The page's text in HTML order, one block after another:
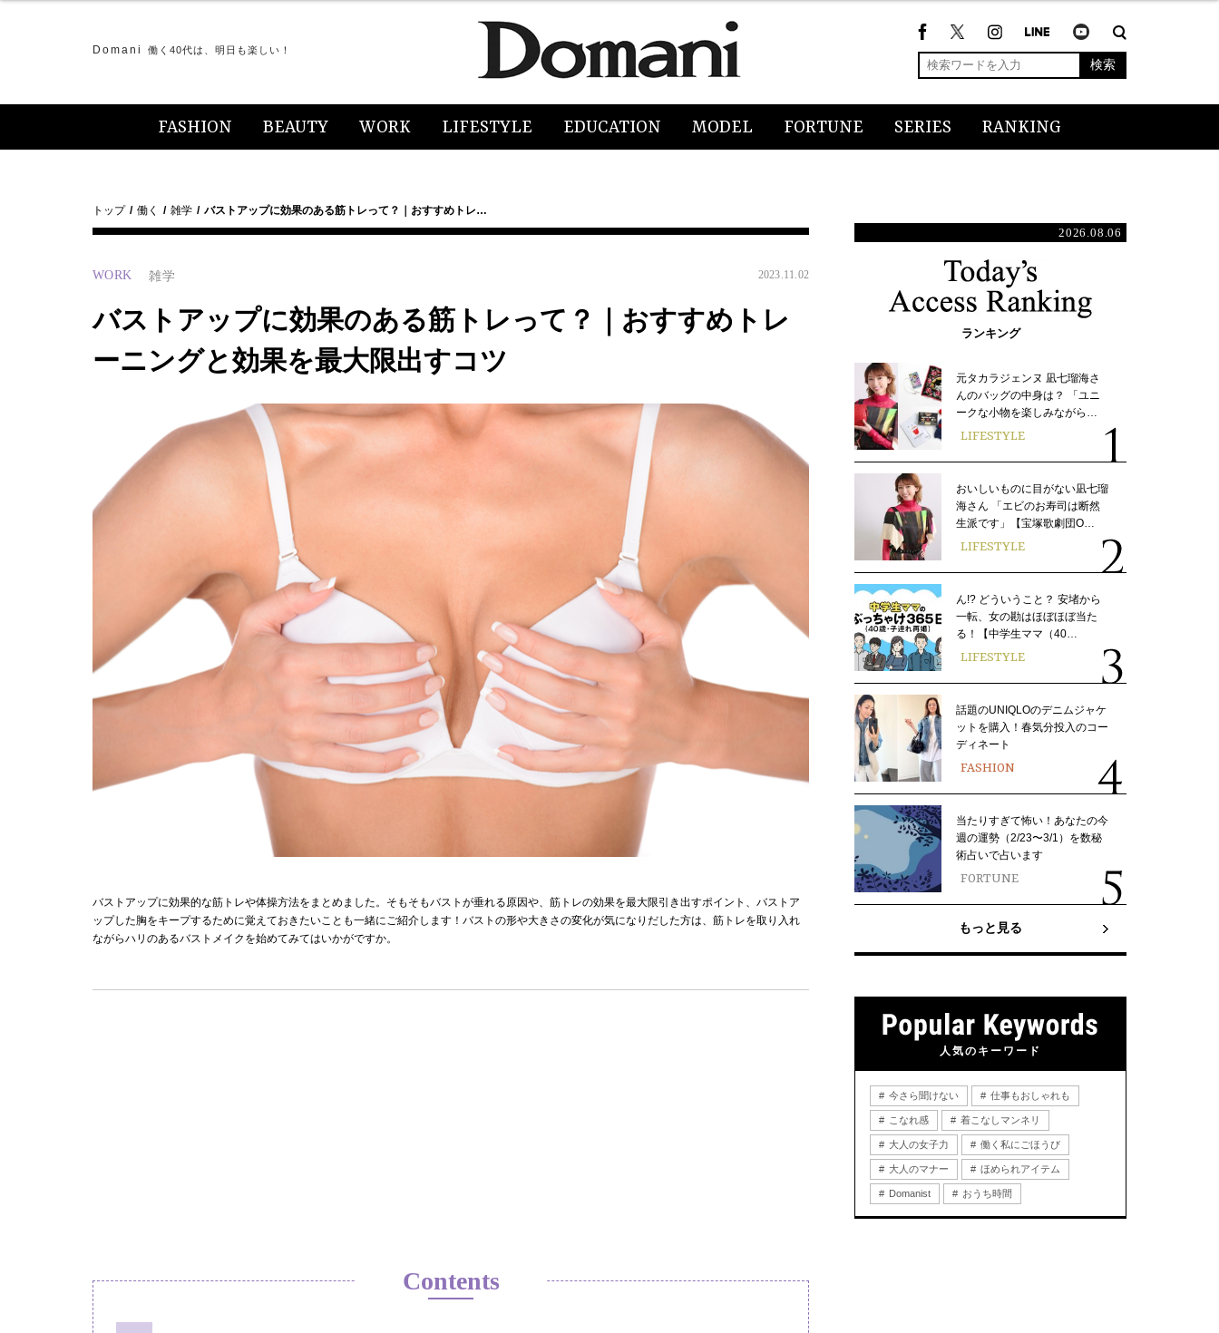
Domani 働く40代は、明日も楽しい！
検索
FASHION BEAUTY WORK LIFESTYLE EDUCATION MODEL FORTUNE SERIES RANKING
トップ 働く 雑学 バストアップに効果のある筋トレって？｜おすすめトレ…
WORK 雑学 2023.11.02
バストアップに効果のある筋トレって？｜おすすめトレ
ーニングと効果を最大限出すコツ
バストアップに効果的な筋トレや体操方法をまとめました。そもそもバストが垂れる原因や、筋トレの効果を最大限引き出すポイント、バストア
ップした胸をキープするために覚えておきたいことも一緒にご紹介します！バストの形や大きさの変化が気になりだした方は、筋トレを取り入れ
ながらハリのあるバストメイクを始めてみてはいかがですか。
Contents
2026.08.06
ランキング
元タカラジェンヌ 凪七瑠海さ
んのバッグの中身は？ 「ユニ
ークな小物を楽しみながら…
LIFESTYLE
おいしいものに目がない凪七瑠
海さん 「エビのお寿司は断然
生派です」【宝塚歌劇団O…
LIFESTYLE
ん!? どういうこと？ 安堵から
一転、女の勘はほぼほぼ当た
る！【中学生ママ（40…
LIFESTYLE
話題のUNIQLOのデニムジャケ
ットを購入！春気分投入のコー
ディネート
FASHION
当たりすぎて怖い！あなたの今
週の運勢（2/23〜3/1）を数秘
術占いで占います
FORTUNE
もっと見る
人気のキーワード
今さら聞けない 仕事もおしゃれも
こなれ感 着こなしマンネリ
大人の女子力 働く私にごほうび
大人のマナー ほめられアイテム
Domanist おうち時間